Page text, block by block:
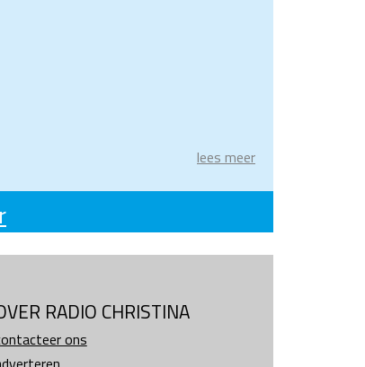
lees meer
RADIO CHRISTINA
ons